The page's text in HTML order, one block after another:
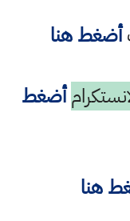
أضغط هنا
أضغط
هنا